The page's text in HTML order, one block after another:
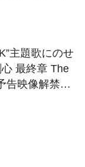
主題歌にのせ
最終章 The
告映像解禁！